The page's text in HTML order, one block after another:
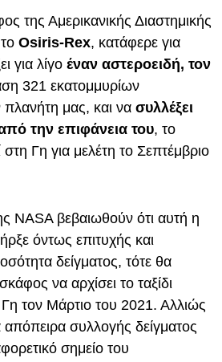
της Αμερικανικής Διαστημικής
Osiris-Rex, κατάφερε για
για λίγο έναν αστεροειδή, τον
321 εκατομμυρίων
πλανήτη μας, και να συλλέξει
την επιφάνεια του, το
Γη για μελέτη το Σεπτέμβριο
NASA βεβαιωθούν ότι αυτή η
όντως επιτυχής και
δείγματος, τότε θα
να αρχίσει το ταξίδι
τον Μάρτιο του 2021. Αλλιώς
απόπειρα συλλογής δείγματος
σημείο του